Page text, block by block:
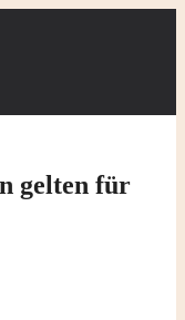
gelten für